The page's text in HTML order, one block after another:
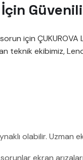
ÇUKUROVA
teknik ekibimiz,
olabilir.
ekran